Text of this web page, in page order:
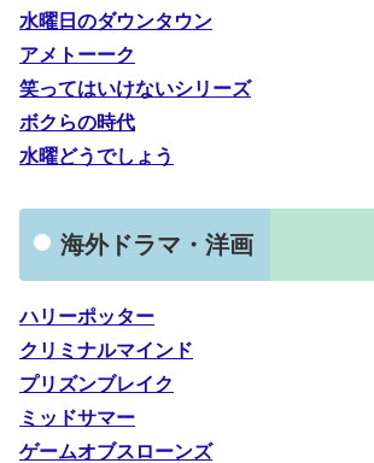
水曜日のダウンタウン
アメトーーク
笑ってはいけないシリーズ
ボクらの時代
水曜どうでしょう
海外ドラマ・洋画
ハリーポッター
クリミナルマインド
プリズンブレイク
ミッドサマー
ゲームオブスローンズ